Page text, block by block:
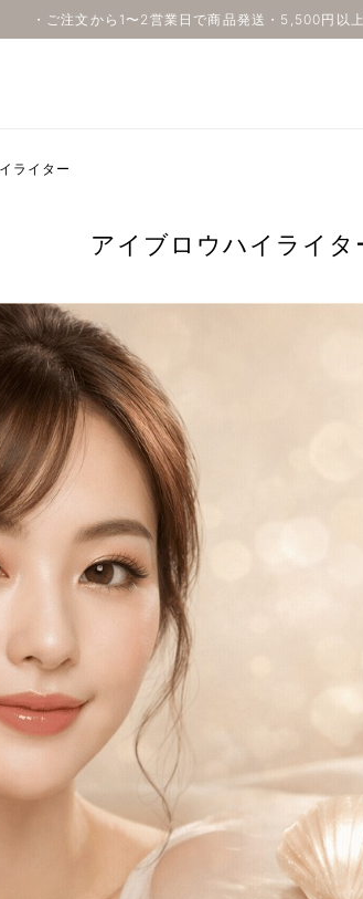
・ご注文から1〜2営業日で商品発送・5,500円以
ライター
アイブロウハイライタ